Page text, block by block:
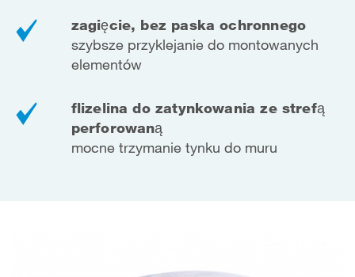
zagięcie, bez paska ochronnego
szybsze przyklejanie do montowanych
elementów
flizelina do zatynkowania ze strefą
perforowaną
mocne trzymanie tynku do muru